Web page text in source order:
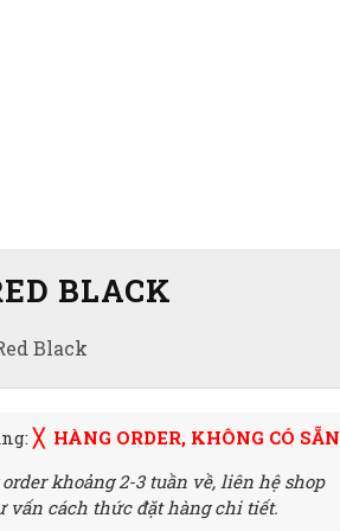
Black
BLACK
╳ HÀNG ORDER, KHÔNG CÓ SẴN
khoảng 2-3 tuần về,liên hệ shop
vấn cách thức đặt hàng chi tiết.